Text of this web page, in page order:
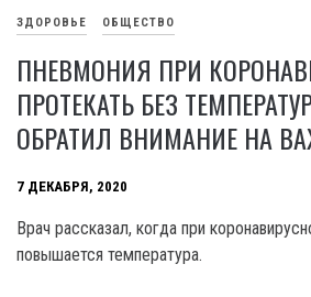
ЗДОРОВЬЕ ОБЩЕСТВО
ПНЕВМОНИЯ ПРИ
ПРОТЕКАТЬ БЕЗ
ОБРАТИЛ ВНИМАНИЕ НА
7 ДЕКАБРЯ, 2020
Врач рассказал, когда при
повышается температура.